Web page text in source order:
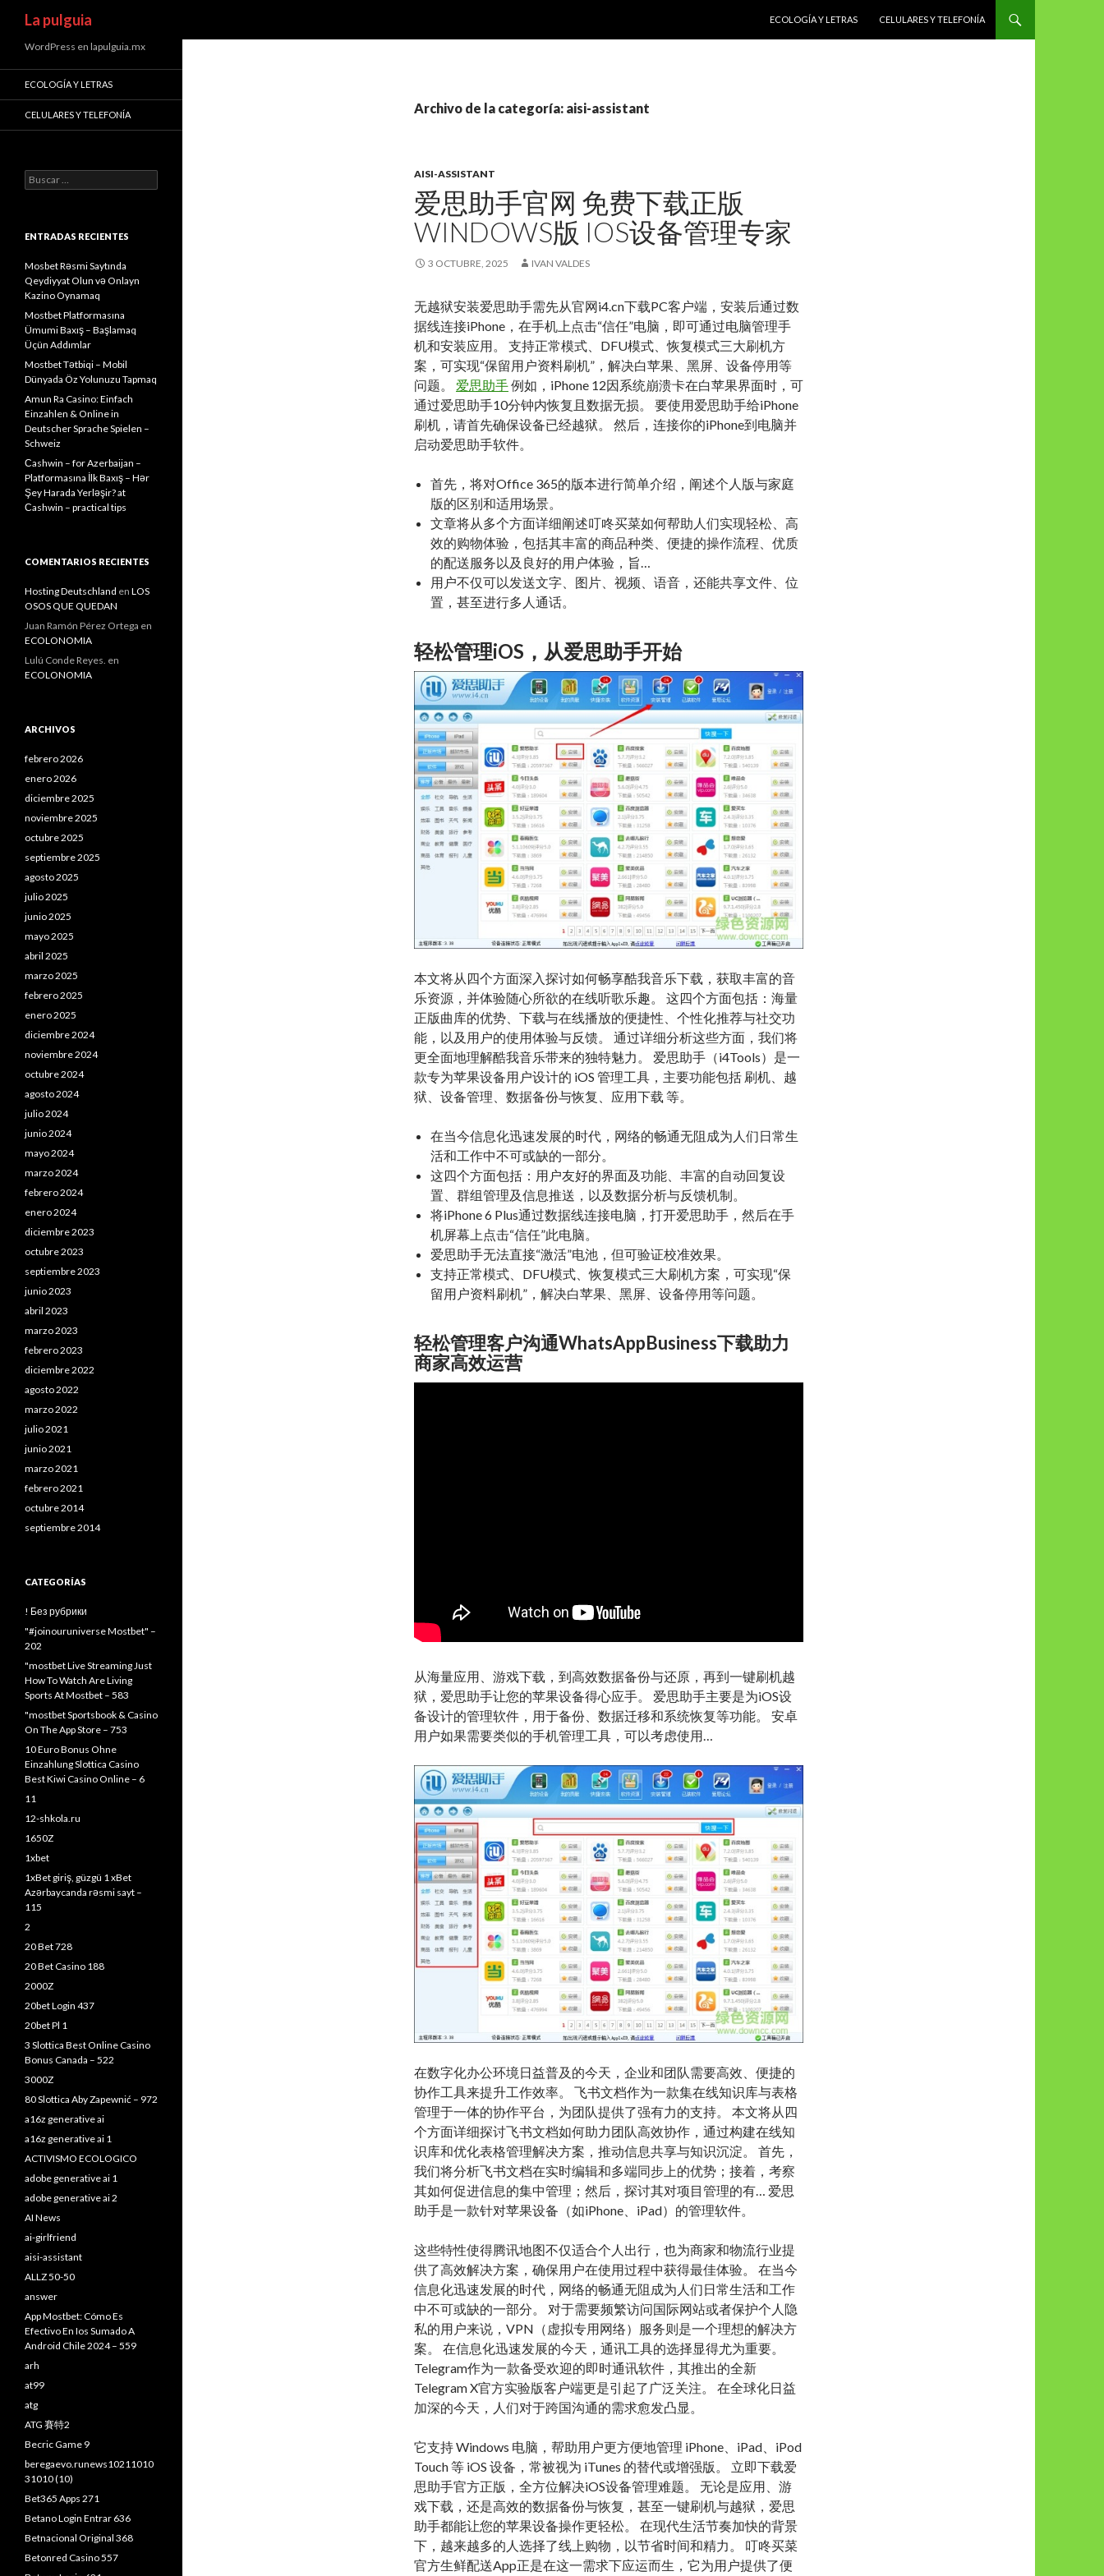
La pulguia
ECOLOGÍA Y LETRAS
CELULARES Y TELEFONÍA
Archivo de la categoría: aisi-assistant
AISI-ASSISTANT
爱思助手官网 免费下载正版
WINDOWS版 IOS设备管理专家
3 OCTUBRE, 2025 IVAN VALDES
无越狱安装爱思助手需先从官网i4.cn下载PC客户端，安装后通过数
据线连接iPhone，在手机上点击“信任”电脑，即可通过电脑管理手
机和安装应用。 支持正常模式、DFU模式、恢复模式三大刷机方
案，可实现“保留用户资料刷机”，解决白苹果、黑屏、设备停用等
问题。 爱思助手例如，iPhone 12因系统崩溃卡在白苹果界面时，可
通过爱思助手10分钟内恢复且数据无损。 要使用爱思助手给iPhone
刷机，请首先确保设备已经越狱。 然后，连接你的iPhone到电脑并
启动爱思助手软件。
首先，将对Office 365的版本进行简单介绍，阐述个人版与家庭
版的区别和适用场景。
文章将从多个方面详细阐述叮咚买菜如何帮助人们实现轻松、高
效的购物体验，包括其丰富的商品种类、便捷的操作流程、优质
的配送服务以及良好的用户体验，旨…
用户不仅可以发送文字、图片、视频、语音，还能共享文件、位
置，甚至进行多人通话。
轻松管理iOS，从爱思助手开始
本文将从四个方面深入探讨如何畅享酷我音乐下载，获取丰富的音
乐资源，并体验随心所欲的在线听歌乐趣。 这四个方面包括：海量
正版曲库的优势、下载与在线播放的便捷性、个性化推荐与社交功
能，以及用户的使用体验与反馈。 通过详细分析这些方面，我们将
更全面地理解酷我音乐带来的独特魅力。 爱思助手（i4Tools）是一
款专为苹果设备用户设计的 iOS 管理工具，主要功能包括 刷机、越
狱、设备管理、数据备份与恢复、应用下载 等。
在当今信息化迅速发展的时代，网络的畅通无阻成为人们日常生
活和工作中不可或缺的一部分。
这四个方面包括：用户友好的界面及功能、丰富的自动回复设
置、群组管理及信息推送，以及数据分析与反馈机制。
将iPhone 6 Plus通过数据线连接电脑，打开爱思助手，然后在手
机屏幕上点击“信任”此电脑。
爱思助手无法直接“激活”电池，但可验证校准效果。
支持正常模式、DFU模式、恢复模式三大刷机方案，可实现“保
留用户资料刷机”，解决白苹果、黑屏、设备停用等问题。
轻松管理客户沟通WhatsAppBusiness下载助力
商家高效运营
从海量应用、游戏下载，到高效数据备份与还原，再到一键刷机越
狱，爱思助手让您的苹果设备得心应手。 爱思助手主要是为iOS设
备设计的管理软件，用于备份、数据迁移和系统恢复等功能。 安卓
用户如果需要类似的手机管理工具，可以考虑使用…
在数字化办公环境日益普及的今天，企业和团队需要高效、便捷的
协作工具来提升工作效率。 飞书文档作为一款集在线知识库与表格
管理于一体的协作平台，为团队提供了强有力的支持。 本文将从四
个方面详细探讨飞书文档如何助力团队高效协作，通过构建在线知
识库和优化表格管理解决方案，推动信息共享与知识沉淀。 首先，
我们将分析飞书文档在实时编辑和多端同步上的优势；接着，考察
其如何促进信息的集中管理；然后，探讨其对项目管理的有… 爱思
助手是一款针对苹果设备（如iPhone、iPad）的管理软件。
这些特性使得腾讯地图不仅适合个人出行，也为商家和物流行业提
供了高效解决方案，确保用户在使用过程中获得最佳体验。 在当今
信息化迅速发展的时代，网络的畅通无阻成为人们日常生活和工作
中不可或缺的一部分。 对于需要频繁访问国际网站或者保护个人隐
私的用户来说，VPN（虚拟专用网络）服务则是一个理想的解决方
案。 在信息化迅速发展的今天，通讯工具的选择显得尤为重要。
Telegram作为一款备受欢迎的即时通讯软件，其推出的全新
Telegram X官方实验版客户端更是引起了广泛关注。 在全球化日益
加深的今天，人们对于跨国沟通的需求愈发凸显。
它支持 Windows 电脑，帮助用户更方便地管理 iPhone、iPad、iPod
Touch 等 iOS 设备，常被视为 iTunes 的替代或增强版。 立即下载爱
思助手官方正版，全方位解决iOS设备管理难题。 无论是应用、游
戏下载，还是高效的数据备份与恢复，甚至一键刷机与越狱，爱思
助手都能让您的苹果设备操作更轻松。 在现代生活节奏加快的背景
下，越来越多的人选择了线上购物，以节省时间和精力。 叮咚买菜
官方生鲜配送App正是在这一需求下应运而生，它为用户提供了便
WordPress en lapulguia.mx
ECOLOGÍA Y LETRAS
CELULARES Y TELEFONÍA
Buscar:
ENTRADAS RECIENTES
Mosbet Rəsmi Saytında
Qeydiyyat Olun və Onlayn
Kazino Oynamaq
Mostbet Platformasına
Ümumi Baxış – Başlamaq
Üçün Addımlar
Mostbet Tətbiqi – Mobil
Dünyada Öz Yolunuzu Tapmaq
Amun Ra Casino: Einfach
Einzahlen & Online in
Deutscher Sprache Spielen –
Schweiz
Сashwin – for Azerbaijan –
Platformasına İlk Baxış – Hər
Şey Harada Yerləşir? at
Сashwin – practical tips
COMENTARIOS RECIENTES
Hosting Deutschland en LOS
OSOS QUE QUEDAN
Juan Ramón Pérez Ortega en
ECOLONOMIA
Lulú Conde Reyes. en
ECOLONOMIA
ARCHIVOS
febrero 2026
enero 2026
diciembre 2025
noviembre 2025
octubre 2025
septiembre 2025
agosto 2025
julio 2025
junio 2025
mayo 2025
abril 2025
marzo 2025
febrero 2025
enero 2025
diciembre 2024
noviembre 2024
octubre 2024
agosto 2024
julio 2024
junio 2024
mayo 2024
marzo 2024
febrero 2024
enero 2024
diciembre 2023
octubre 2023
septiembre 2023
junio 2023
abril 2023
marzo 2023
febrero 2023
diciembre 2022
agosto 2022
marzo 2022
julio 2021
junio 2021
marzo 2021
febrero 2021
octubre 2014
septiembre 2014
CATEGORÍAS
! Без рубрики
"#joinouruniverse Mostbet" –
202
"mostbet Live Streaming Just
How To Watch Are Living
Sports At Mostbet – 583
"‎mostbet Sportsbook & Casino
On The App Store – 753
10 Euro Bonus Ohne
Einzahlung Slottica Casino
Best Kiwi Casino Online – 6
11
12-shkola.ru
1650Z
1xbet
1xBet giriş, güzgü 1 xBet
Azərbaycanda rəsmi sayt –
115
2
20 Bet 728
20 Bet Casino 188
2000Z
20bet Login 437
20bet Pl 1
3 Slottica Best Online Casino
Bonus Canada – 522
3000Z
80 Slottica Aby Zapewnić – 972
a16z generative ai
a16z generative ai 1
ACTIVISMO ECOLOGICO
adobe generative ai 1
adobe generative ai 2
AI News
ai-girlfriend
aisi-assistant
ALLZ 50-50
answer
App Mostbet: Cómo Es
Efectivo En Ios Sumado A
Android Chile 2024 – 559
arh
at99
atg
ATG 賽特2
Becric Game 9
beregaevo.runews10211010
31010 (10)
Bet365 Apps 271
Betano Login Entrar 636
Betnacional Original 368
Betonred Casino 557